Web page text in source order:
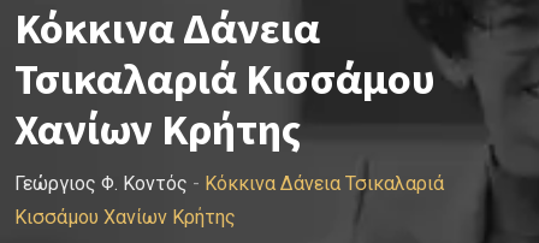
Κόκκινα Δάνεια
Τσικαλαριά Κισσάμου
Χανίων Κρήτης
Γεώργιος Φ. Κοντός - Κόκκινα Δάνεια Τσικαλαριά
Κισσάμου Χανίων Κρήτης